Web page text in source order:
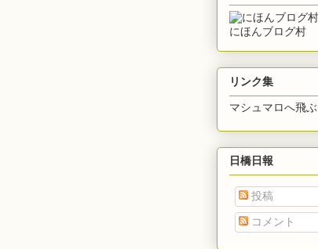
にほんブログ村
リンク集
マシュマロへ飛ぶ
日橋日報
投稿
コメント